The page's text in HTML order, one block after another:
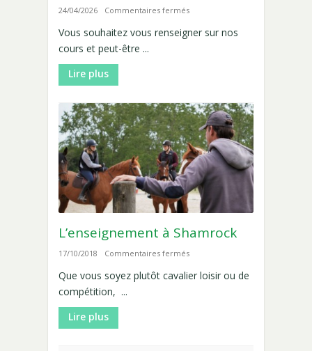
24/04/2026 Commentaires ferméssur
2026-
Poney,
Voltige
Vous souhaitez vous renseigner sur nos
cours et peut-être ...
Lire plus
L’enseignement à Shamrock
17/10/2018 Commentaires ferméssur
à
Que vous soyez plutôt cavalier loisir ou de
compétition, ...
Lire plus